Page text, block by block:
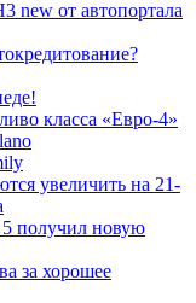
new от автопортала
класса «Евро-4»
увеличить на 21-
получил новую
за хорошее